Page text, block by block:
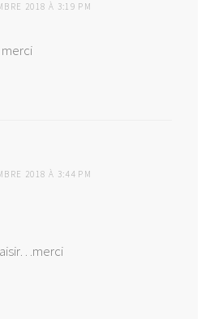
2018 À 3:19 PM
2018 À 3:44 PM